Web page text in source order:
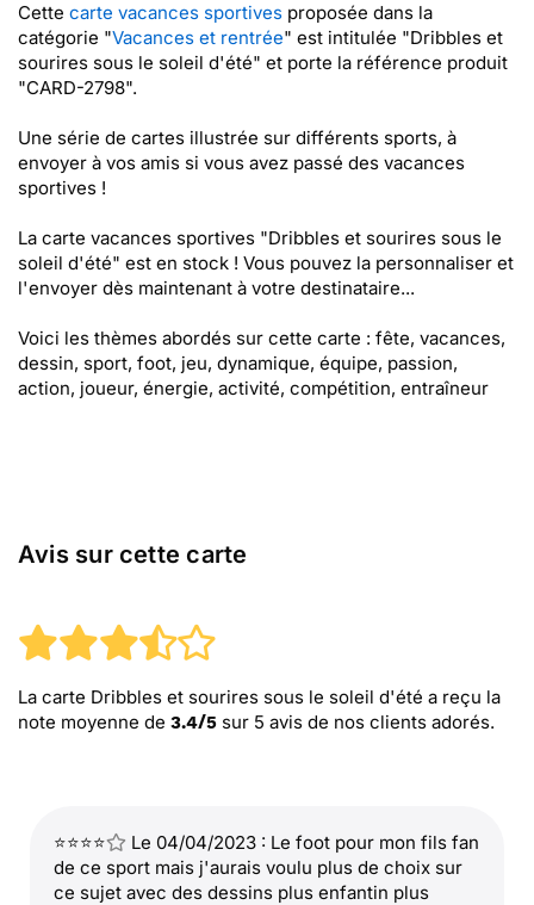
Cette carte vacances sportives proposée dans la
catégorie "Vacances et rentrée" est intitulée "Dribbles et
sourires sous le soleil d'été" et porte la référence produit
"CARD-2798".
Une série de cartes illustrée sur différents sports, à
envoyer à vos amis si vous avez passé des vacances
sportives !
La carte vacances sportives "Dribbles et sourires sous le
soleil d'été" est en stock ! Vous pouvez la personnaliser et
l'envoyer dès maintenant à votre destinataire...
Voici les thèmes abordés sur cette carte : fête, vacances,
dessin, sport, foot, jeu, dynamique, équipe, passion,
action, joueur, énergie, activité, compétition, entraîneur
Avis sur cette carte
La carte Dribbles et sourires sous le soleil d'été a reçu la
note moyenne de 3.4/5 sur 5 avis de nos clients adorés.
⭐⭐⭐⭐
Le 04/04/2023 : Le foot pour mon fils fan
de ce sport mais j'aurais voulu plus de choix sur
ce sujet avec des dessins plus enfantin plus